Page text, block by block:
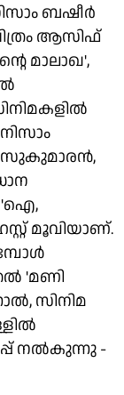
ബഷീർ
ആസിഫ്
മാലാഖ',
സുകുമാരൻ,
'ഐ,
മൂവിയാണ്.
'മണി
സിനിമ
നൽകുന്നു -